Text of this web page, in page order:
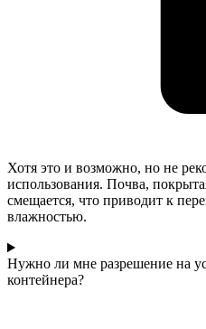
Хотя это и возможно, но не
использования. Почва,
смещается, что приводит к
влажностью.
Нужно ли мне разрешение на
контейнера?